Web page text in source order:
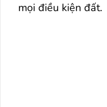
mọi điều kiện đất.